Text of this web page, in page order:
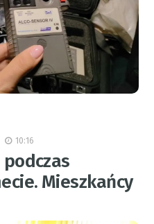
10:16
Mieszkańcy